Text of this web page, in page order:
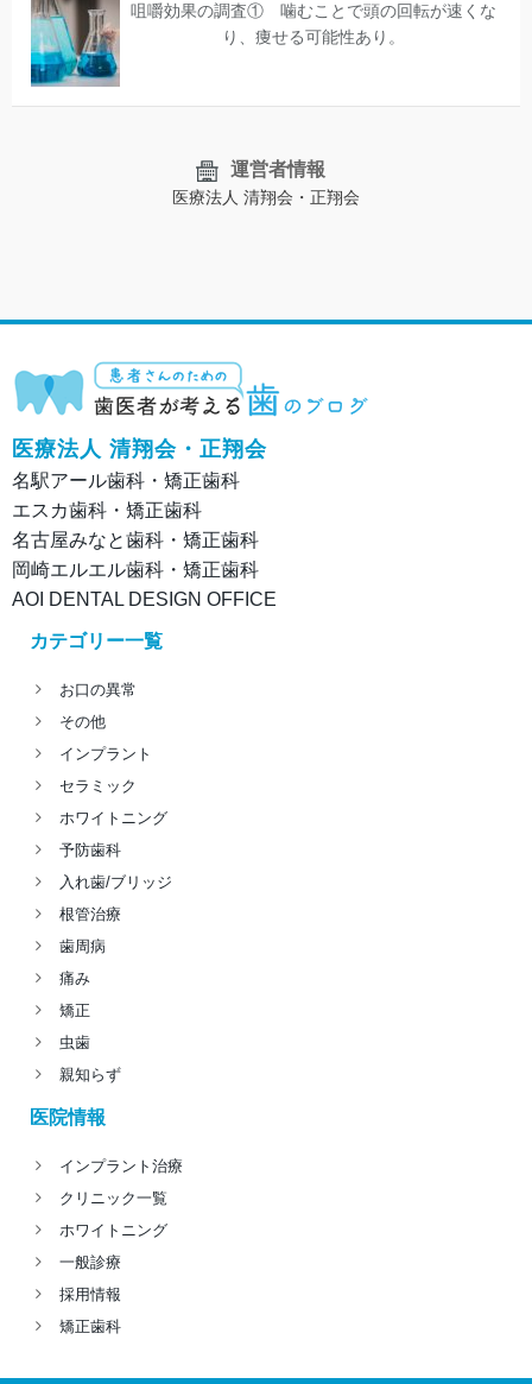
咀嚼効果の調査① 噛むことで頭の回転が速くな
り、痩せる可能性あり。
運営者情報
医療法人 清翔会・正翔会
医療法人 清翔会・正翔会
名駅アール歯科・矯正歯科
エスカ歯科・矯正歯科
名古屋みなと歯科・矯正歯科
岡崎エルエル歯科・矯正歯科
AOI DENTAL DESIGN OFFICE
カテゴリー一覧
お口の異常
その他
インプラント
セラミック
ホワイトニング
予防歯科
入れ歯/ブリッジ
根管治療
歯周病
痛み
矯正
虫歯
親知らず
医院情報
インプラント治療
クリニック一覧
ホワイトニング
一般診療
採用情報
矯正歯科